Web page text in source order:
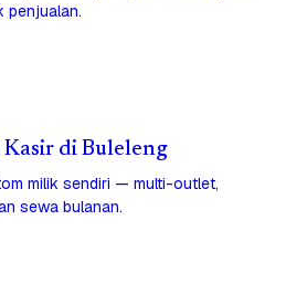
penjualan.
Kasir di Buleleng
milik sendiri — multi-outlet,
sewa bulanan.